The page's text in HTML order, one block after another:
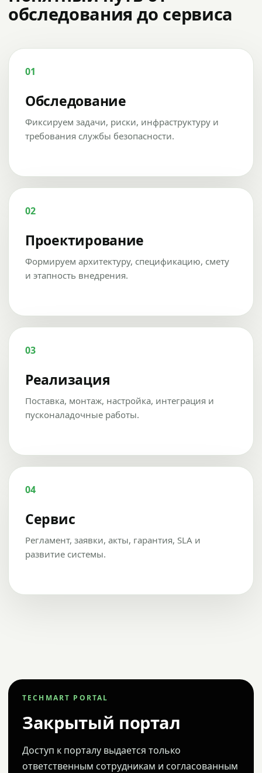
обследования до сервиса
01
Обследование
Фиксируем задачи, риски, инфраструктуру и
требования службы безопасности.
02
Проектирование
Формируем архитектуру, спецификацию, смету
и этапность внедрения.
03
Реализация
Поставка, монтаж, настройка, интеграция и
пусконаладочные работы.
04
Сервис
Регламент, заявки, акты, гарантия, SLA и
развитие системы.
TECHMART PORTAL
Закрытый портал
Доступ к порталу выдается только
ответственным сотрудникам и согласованным